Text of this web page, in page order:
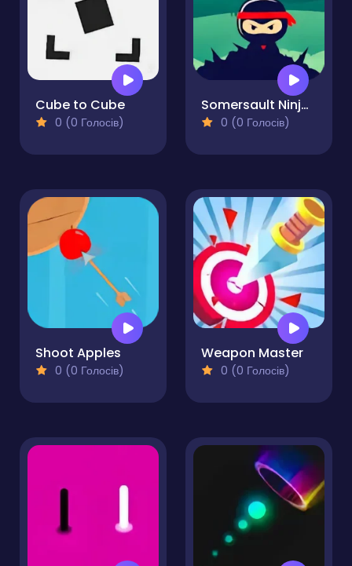
Cube to Cube
0 (0 Голосів)
Somersault Ninja-Samurai Ninja Jump
0 (0 Голосів)
Shoot Apples
0 (0 Голосів)
Weapon Master
0 (0 Голосів)